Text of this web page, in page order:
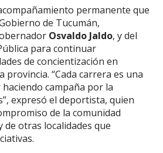
permanente que
de Tucumán,
Osvaldo Jaldo, y del
para continuar
de concientización en
“Cada carrera es una
campaña por la
expresó el deportista, quien
de la comunidad
de otras localidades que